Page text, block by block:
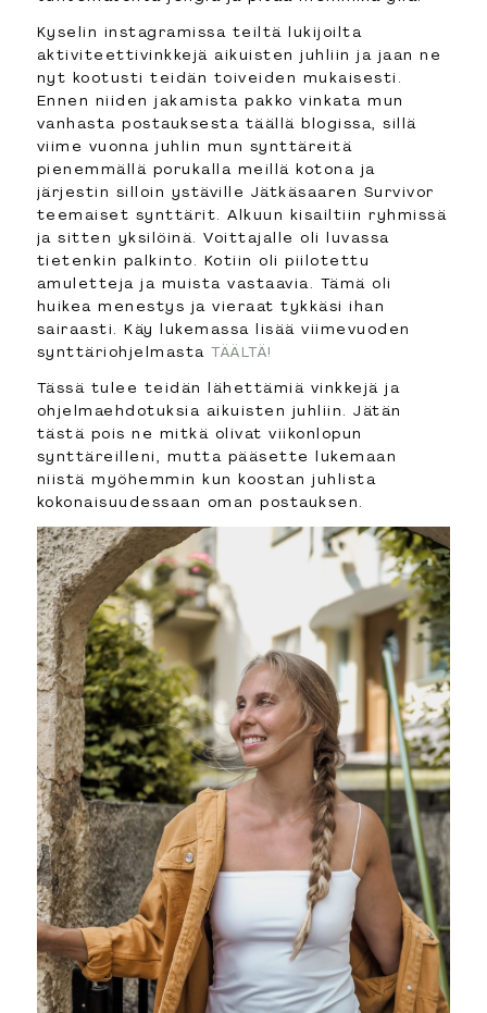
Kyselin instagramissa teiltä lukijoilta
aktiviteettivinkkejä aikuisten juhliin ja jaan ne
nyt kootusti teidän toiveiden mukaisesti.
Ennen niiden jakamista pakko vinkata mun
vanhasta postauksesta täällä blogissa, sillä
viime vuonna juhlin mun synttäreitä
pienemmällä porukalla meillä kotona ja
järjestin silloin ystäville Jätkäsaaren Survivor
teemaiset synttärit. Alkuun kisailtiin ryhmissä
ja sitten yksilöinä. Voittajalle oli luvassa
tietenkin palkinto. Kotiin oli piilotettu
amuletteja ja muista vastaavia. Tämä oli
huikea menestys ja vieraat tykkäsi ihan
sairaasti. Käy lukemassa lisää viimevuoden
synttäriohjelmastaTÄÄLTÄ!
Tässä tulee teidän lähettämiä vinkkejä ja
ohjelmaehdotuksia aikuisten juhliin. Jätän
tästä pois ne mitkä olivat viikonlopun
synttäreilleni, mutta pääsette lukemaan
niistä myöhemmin kun koostan juhlista
kokonaisuudessaan oman postauksen.